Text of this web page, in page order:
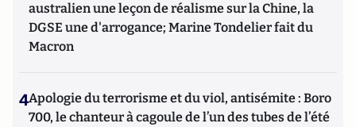
australien une leçon de réalisme sur la Chine, la
DGSE une d'arrogance; Marine Tondelier fait du
Macron
4Apologie du terrorisme et du viol, antisémite : Boro
700, le chanteur à cagoule de l’un des tubes de l’été